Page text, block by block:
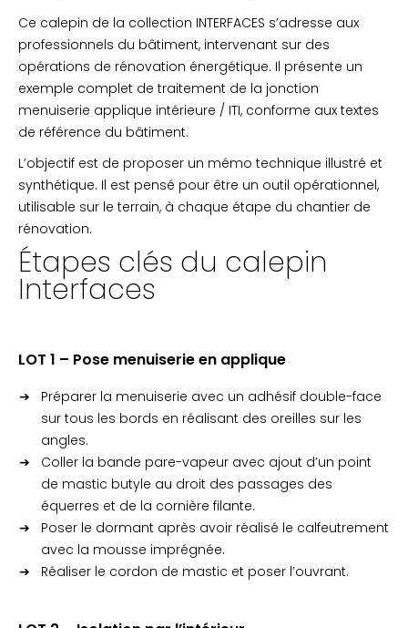
Ce calepin de la collection INTERFACES s’adresse aux
professionnels du bâtiment, intervenant sur des
opérations de rénovation énergétique. Il présente un
exemple complet de traitement de la jonction
menuiserie applique intérieure / ITI, conforme aux textes
de référence du bâtiment.
L’objectif est de proposer un mémo technique illustré et
synthétique. Il est pensé pour être un outil opérationnel,
utilisable sur le terrain, à chaque étape du chantier de
rénovation.
Étapes clés du calepin
Interfaces
LOT 1 – Pose menuiserie en applique
Préparer la menuiserie avec un adhésif double-face
sur tous les bords en réalisant des oreilles sur les
angles.
Coller la bande pare-vapeur avec ajout d’un point
de mastic butyle au droit des passages des
équerres et de la cornière filante.
Poser le dormant après avoir réalisé le calfeutrement
avec la mousse imprégnée.
Réaliser le cordon de mastic et poser l’ouvrant.